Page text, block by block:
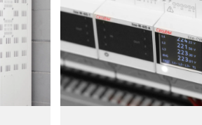
Terciario, edificios e